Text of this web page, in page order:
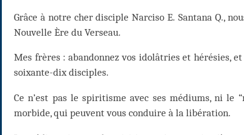
Grâce à notre cher disciple Narciso E. Santana Q.,
Nouvelle Ère du Verseau.
Mes frères : abandonnez vos idolâtries et hérésies,
soixante-dix disciples.
Ce n’est pas le spiritisme avec ses médiums, ni le
morbide, qui peuvent vous conduire à la libération.